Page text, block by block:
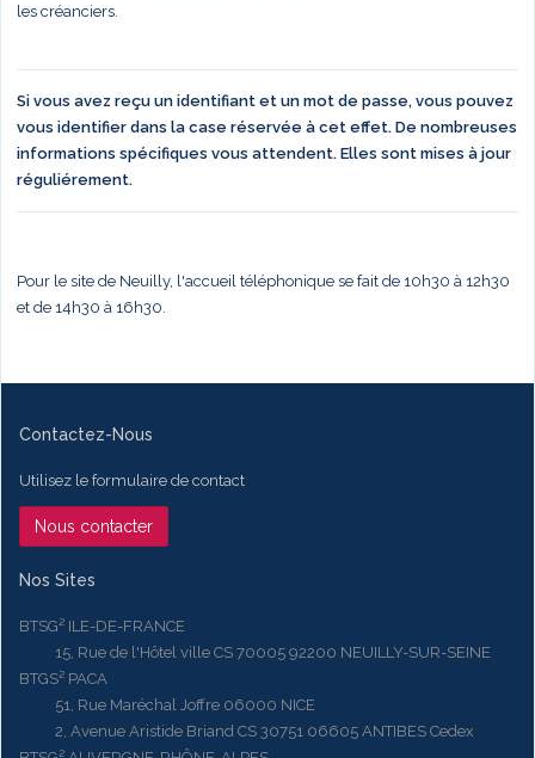
les créanciers.
Si vous avez reçu un identifiant et un mot de passe, vous pouvez
vous identifier dans la case réservée à cet effet. De nombreuses
informations spécifiques vous attendent. Elles sont mises à jour
réguliérement.
Pour le site de Neuilly, l'accueil téléphonique se fait de 10h30 à 12h30
et de 14h30 à 16h30.
Contactez-Nous
Utilisez le formulaire de contact
Nous contacter
Nos Sites
BTSG² ILE-DE-FRANCE
15, Rue de l'Hôtel ville CS 70005 92200 NEUILLY-SUR-SEINE
BTGS² PACA
51, Rue Maréchal Joffre 06000 NICE
2, Avenue Aristide Briand CS 30751 06605 ANTIBES Cedex